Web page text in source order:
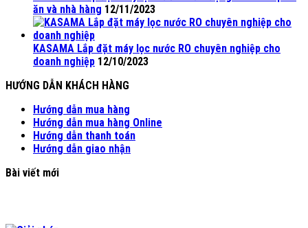
ăn và nhà hàng 12/11/2023
KASAMA Lắp đặt máy lọc nước RO chuyên nghiệp cho
doanh nghiệp 12/10/2023
HƯỚNG DẪN KHÁCH HÀNG
Hướng dẫn mua hàng
Hướng dẫn mua hàng Online
Hướng dẫn thanh toán
Hướng dẫn giao nhận
Bài viết mới